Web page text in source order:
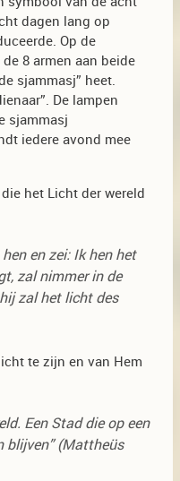
dagen lang op
Op de
8 armen aan beide
sjammasj” heet.
De lampen
sjammasj
iedere avond mee
het Licht der wereld
en zei: Ik hen het
zal nimmer in de
zal het licht des
te zijn en van Hem
Een Stad die op een
blijven” (Mattheüs